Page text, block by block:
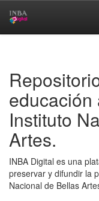
educación
Instituto
Artes.
INBA Digital es una
preservar y difundir la
Nacional de Bellas